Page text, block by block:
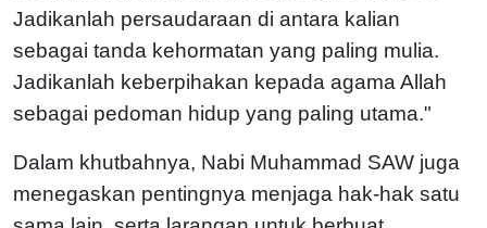
Jadikanlah persaudaraan di antara kalian
sebagai tanda kehormatan yang paling mulia.
Jadikanlah keberpihakan kepada agama Allah
sebagai pedoman hidup yang paling utama."
Dalam khutbahnya, Nabi Muhammad SAW juga
menegaskan pentingnya menjaga hak-hak satu